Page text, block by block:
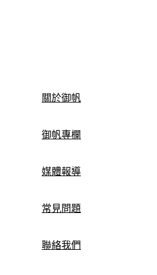
關於御帆
御帆專欄
媒體報導
常見問題
聯絡我們